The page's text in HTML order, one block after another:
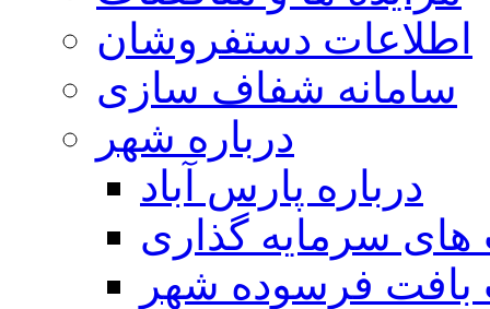
اطلاعات دستفروشان
سامانه شفاف سازی
درباره شهر
درباره پارس آباد
سرمایه گذاری
بافت فرسوده شهر